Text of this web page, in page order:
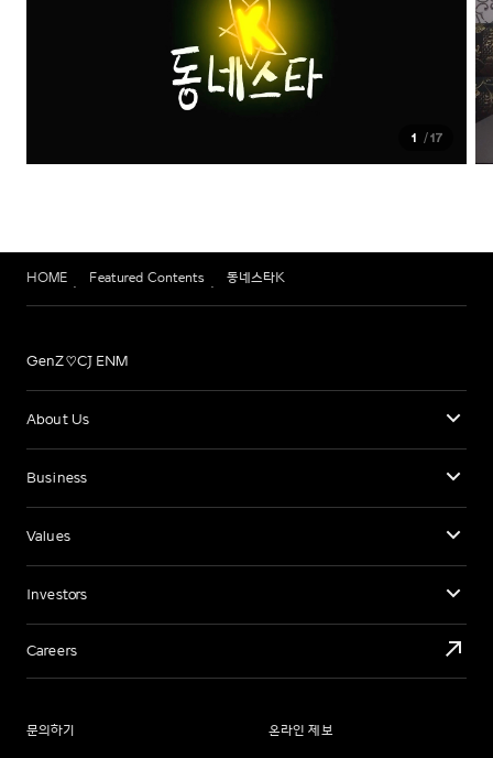
1 17
HOME Featured Contents 동네스타K
GenZ♡CJ ENM
About Us
Business
Values
Investors
Careers
문의하기 온라인 제보